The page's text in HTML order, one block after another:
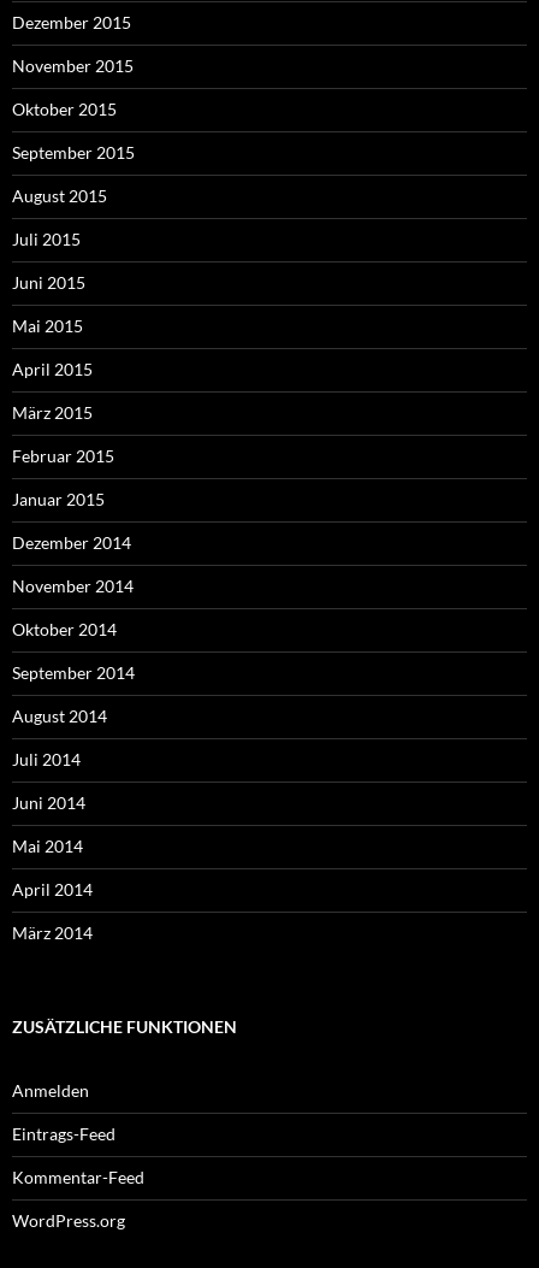
Dezember 2015
November 2015
Oktober 2015
September 2015
August 2015
Juli 2015
Juni 2015
Mai 2015
April 2015
März 2015
Februar 2015
Januar 2015
Dezember 2014
November 2014
Oktober 2014
September 2014
August 2014
Juli 2014
Juni 2014
Mai 2014
April 2014
März 2014
ZUSÄTZLICHE FUNKTIONEN
Anmelden
Eintrags-Feed
Kommentar-Feed
WordPress.org